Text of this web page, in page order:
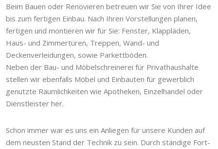
Beim Bauen oder Renovieren betreuen wir Sie von Ihrer Idee
bis zum fertigen Einbau. Nach Ihren Vorstellungen planen,
fertigen und montieren wir für Sie: Fenster, Klappläden,
Haus- und Zimmertüren, Treppen, Wand- und
Deckenverleidungen, sowie Parkettböden.
Neben der Bau- und Möbelschreinerei für Privathaushalte
stellen wir ebenfalls Möbel und Einbauten für gewerblich
genutzte Räumlichkeiten wie Apotheken, Einzelhandel oder
Dienstleister her.
Schon immer war es uns ein Anliegen für unsere Kunden auf
dem neusten Stand der Technik zu sein. Durch ständige Fort-